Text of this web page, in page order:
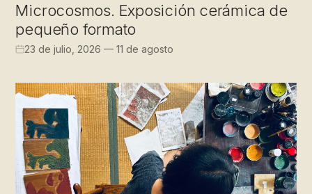
Microcosmos. Exposición cerámica de
pequeño formato
23 de julio, 2026 — 11 de agosto